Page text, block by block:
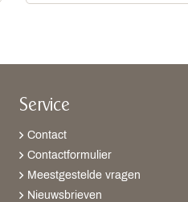
Service
Contact
Contactformulier
Meestgestelde vragen
Nieuwsbrieven